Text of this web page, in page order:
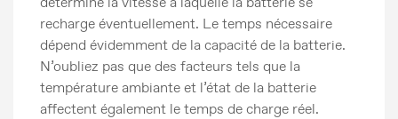
recharge éventuellement. Le temps nécessaire
dépend évidemment de la capacité de la batterie.
N’oubliez pas que des facteurs tels que la
température ambiante et l’état de la batterie
affectent également le temps de charge réel.